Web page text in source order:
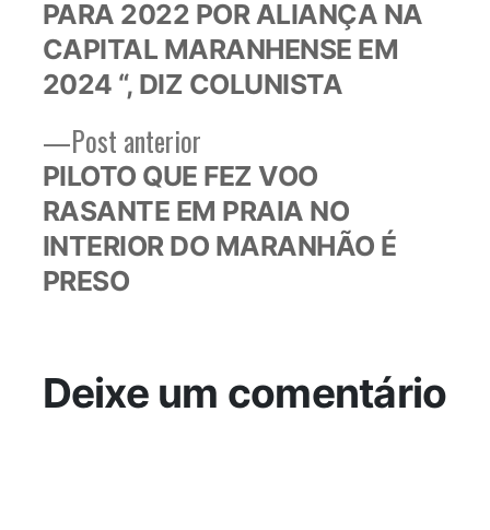
Post
Post anteriorPost
anterior:
PILOTO QUE FEZ VOO
RASANTE EM PRAIA NO
INTERIOR DO MARANHÃO É
PRESO
PARA 2022 POR ALIANÇA NA
CAPITAL MARANHENSE EM
2024 “, DIZ COLUNISTA
Deixe um comentário